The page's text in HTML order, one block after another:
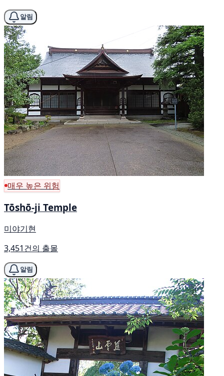
알림
매우 높은 위험
Tōshō-ji Temple
미야기현
3,451건의 출몰
알림